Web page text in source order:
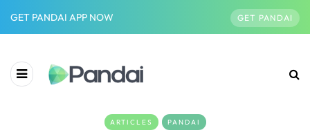
GET PANDAI APP NOW GET PANDAI
ARTICLES PANDAI